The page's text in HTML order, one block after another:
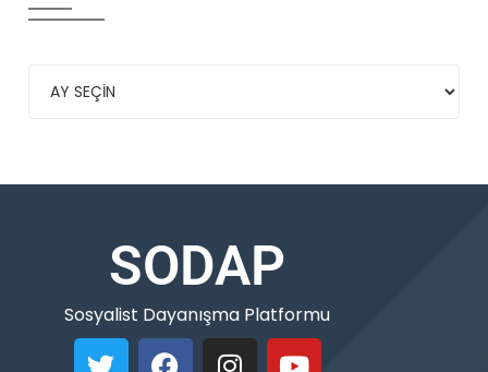
SODAP
Sosyalist Dayanışma Platformu